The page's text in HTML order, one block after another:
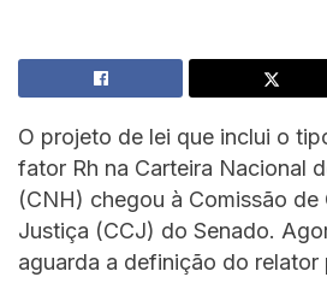
O projeto de lei que inclui o
fator Rh na Carteira Nacional
(CNH) chegou à Comissão de
Justiça (CCJ) do Senado.
aguarda a definição do relator